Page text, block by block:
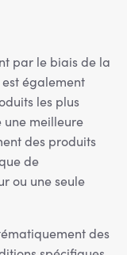
par le biais de la
également
les plus
une meilleure
des produits
de
ou une seule
des